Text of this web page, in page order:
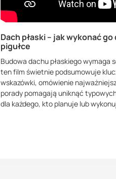
Dach płaski – jak wykonać
pigułce
Budowa dachu płaskiego wymaga
ten film świetnie podsumowuje
wskazówki, omówienie
porady pomagają uniknąć
dla każdego, kto planuje lub